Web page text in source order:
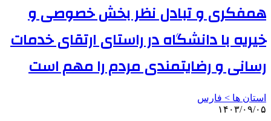
همفکری و تبادل نظر بخش خصوصی و
خیریه با دانشگاه در راستای ارتقای خدمات
رسانی و رضایتمندی مردم را مهم است
استان ها > فارس
۱۴۰۳/۰۹/۰۵